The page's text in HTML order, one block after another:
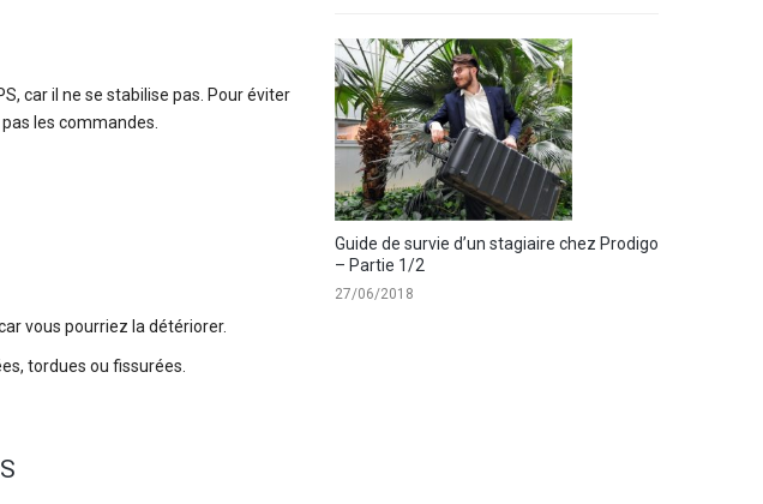
car il ne se stabilise pas. Pour éviter
les commandes.
vous pourriez la détériorer.
tordues ou fissurées.
Guide de survie d’un stagiaire chez Prodigo
– Partie 1/2
27/06/2018